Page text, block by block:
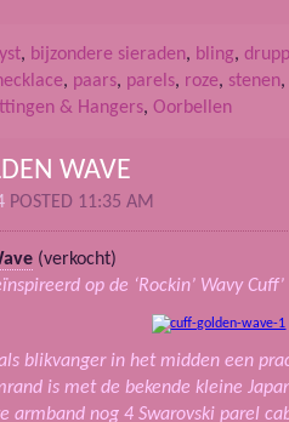
, bijzondere sieraden, bling,
, paars, parels, roze, stenen,
& Hangers, Oorbellen
WAVE
POSTED 11:35 AM
(verkocht)
op de ‘Rockin’ Wavy
blikvanger in het midden een
is met de bekende kleine
armband nog 4 Swarovski parel